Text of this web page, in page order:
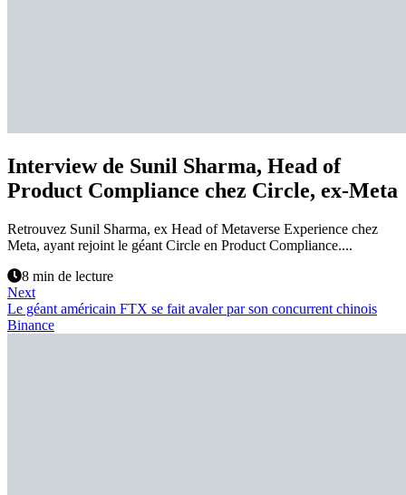
Interview de Sunil Sharma, Head of
Product Compliance chez Circle, ex-Meta
Retrouvez Sunil Sharma, ex Head of Metaverse Experience chez
Meta, ayant rejoint le géant Circle en Product Compliance....
8 min de lecture
Next
Le géant américain FTX se fait avaler par son concurrent chinois
Binance